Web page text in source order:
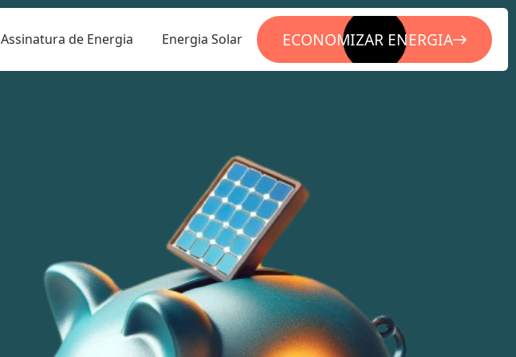
Assinatura de Energia Energia Solar ECONOMIZAR ENERGIA